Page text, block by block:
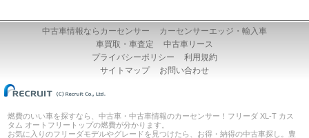
中古車情報ならカーセンサー
カーセンサーエッジ・輸入車
車買取・車査定
中古車リース
プライバシーポリシー
利用規約
サイトマップ
お問い合わせ
燃費のいい車を探すなら、中古車・中古車情報のカーセンサー！フリーダ XL-T カス
タム オートフリートップの燃費が分かります。
お気に入りのフリーダモデルやグレードを見つけたら、お得・納得の中古車探し。豊